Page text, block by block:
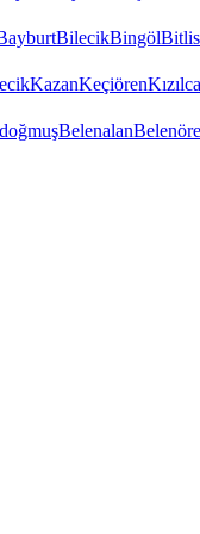
BilecikBingölBitlis
KazanKeçiören
Belenalan